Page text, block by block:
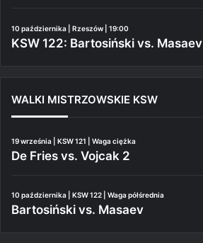
10 października | Rzeszów | 19:00
KSW 122: Bartosiński vs. Masaev
WALKI MISTRZOWSKIE KSW
19 września | KSW 121 | Waga ciężka
De Fries vs. Vojcak 2
10 października | KSW 122 | Waga półśrednia
Bartosiński vs. Masaev